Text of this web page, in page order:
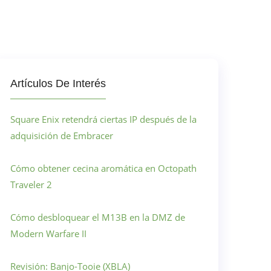
Artículos De Interés
Square Enix retendrá ciertas IP después de la
adquisición de Embracer
Cómo obtener cecina aromática en Octopath
Traveler 2
Cómo desbloquear el M13B en la DMZ de
Modern Warfare II
Revisión: Banjo-Tooie (XBLA)